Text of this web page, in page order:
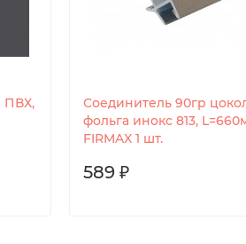
ПВХ,
Соединитель 90гр
фольга инокс 813,
FIRMAX 1 шт.
589 ₽